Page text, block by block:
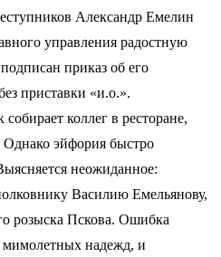
Александр Емелин
управления радостную
приказ об его
приставки «и.о.».
коллег в ресторане,
эйфория быстро
неожиданное:
Василию Емельянову,
розыска Пскова. Ошибка
надежд, и